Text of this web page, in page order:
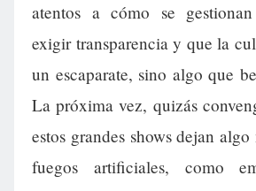
atentos a cómo se gestionan
exigir transparencia y que la
un escaparate, sino algo que
La próxima vez, quizás
estos grandes shows dejan
fuegos artificiales, como